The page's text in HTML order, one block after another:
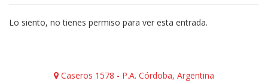
Lo siento, no tienes permiso para ver esta entrada.
Caseros 1578 - P.A. Córdoba, Argentina